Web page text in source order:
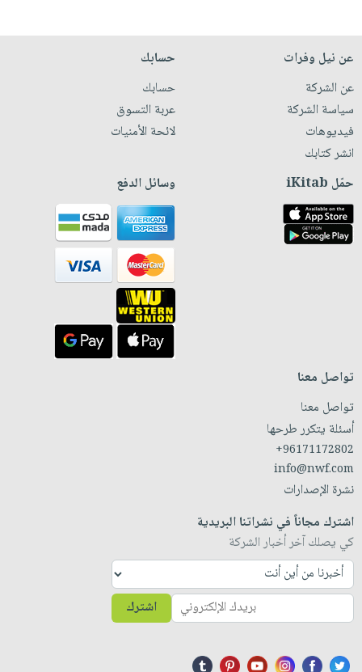
عن نيل وفرات
عن الشركة
سياسة الشركة
فيديوهات
انشر كتابك
حسابك
حسابك
عربة التسوق
لائحة الأمنيات
حمّل iKitab وسائل الدفع
تواصل معنا
تواصل معنا
أسئلة يتكرر طرحها
+96171172802
info@nwf.com
نشرة الإصدارات
اشترك مجاناً في نشراتنا البريدية
كي يصلك آخر أخبار الشركة
اشترك